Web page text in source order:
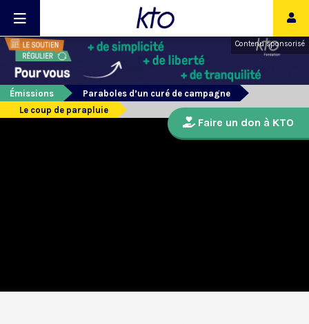
Contenu sponsorisé
Émissions
Paraboles d’un curé de campagne
Le coup de parapluie
Faire un don à KTO